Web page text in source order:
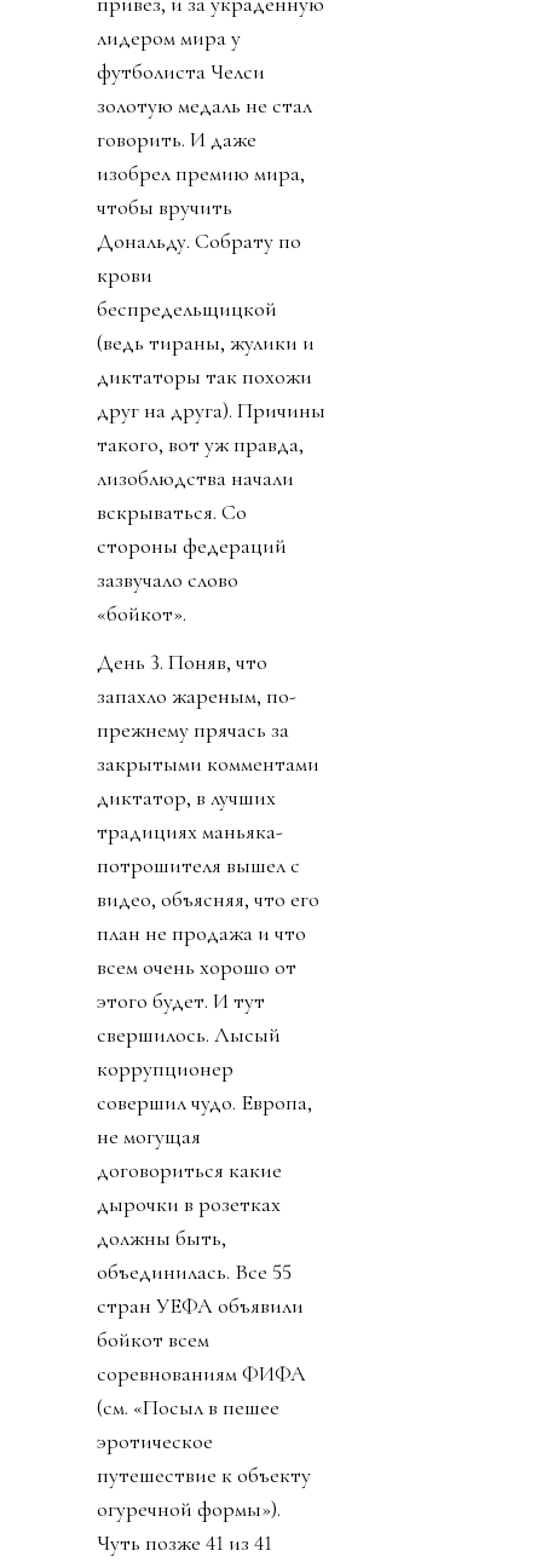
лидером мира у
футболиста Челси
золотую медаль не стал
говорить. И даже
изобрел премию мира,
чтобы вручить
Дональду. Собрату по
крови
беспредельщицкой
(ведь тираны, жулики и
диктаторы так похожи
друг на друга). Причины
такого, вот уж правда,
лизоблюдства начали
вскрываться. Со
стороны федераций
зазвучало слово
«бойкот».
День 3. Поняв, что
запахло жареным, по-
прежнему прячась за
закрытыми комментами
диктатор, в лучших
традициях маньяка-
потрошителя вышел с
видео, объясняя, что его
план не продажа и что
всем очень хорошо от
этого будет. И тут
свершилось. Лысый
коррупционер
совершил чудо. Европа,
не могущая
договориться какие
дырочки в розетках
должны быть,
объединилась. Все 55
стран УЕФА объявили
бойкот всем
соревнованиям ФИФА
(см. «Посыл в пешее
эротическое
путешествие к объекту
огуречной формы»).
Чуть позже 41 из 41